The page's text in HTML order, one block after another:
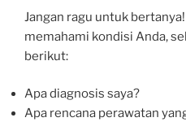
Jangan ragu untuk
memahami kondisi Anda,
berikut:
Apa diagnosis saya?
Apa rencana perawatan